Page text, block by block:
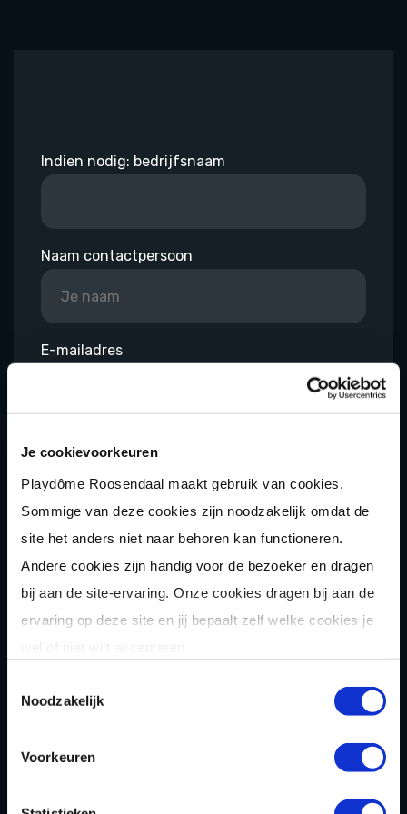
Je cookievoorkeuren
Playdôme Roosendaal maakt gebruik van cookies.
Sommige van deze cookies zijn noodzakelijk omdat de
site het anders niet naar behoren kan functioneren.
Andere cookies zijn handig voor de bezoeker en dragen
bij aan de site-ervaring. Onze cookies dragen bij aan de
ervaring op deze site en jij bepaalt zelf welke cookies je
Noodzakelijk
Voorkeuren
Indien nodig: bedrijfsnaam
Naam contactpersoon
E-mailadres
Telefoon
Indien nodig: voorkeursdatum uitje